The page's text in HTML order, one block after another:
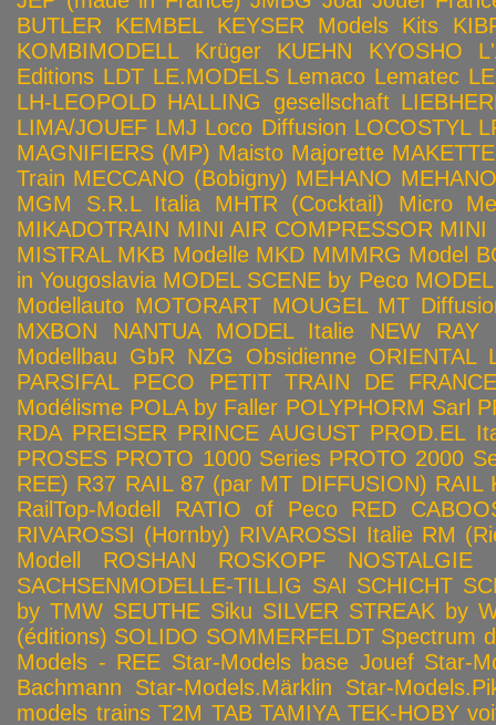
BUTLER
KEMBEL KEYSER Models Kits
KOMBIMODELL
Krüger KUEHN KYOSHO
Editions LDT LE.MODELS Lemaco Lematec
LH-LEOPOLD HALLING gesellschaft
LIMA/JOUEF LMJ Loco Diffusion LOCOSTYL
MAGNIFIERS (MP) Maisto Majorette MAKETTE
Train MECCANO (Bobigny) MEHANO
MGM S.R.L Italia
MHTR (Cocktail)
Micro
MIKADOTRAIN MINI AIR COMPRESSOR MINI
MISTRAL MKB Modelle MKD MMMRG Model
in Yougoslavia MODEL SCENE by Peco
Modellauto MOTORART MOUGEL MT
MXBON
NANTUA MODEL Italie NEW RAY
Modellbau GbR NZG Obsidienne ORIENTAL
PARSIFAL
PECO
PETIT TRAIN DE FRANCE
Modélisme POLA by Faller POLYPHORM Sarl
RDA PREISER PRINCE AUGUST PROD.EL
PROSES PROTO 1000 Series PROTO 2000
REE) R37 RAIL 87 (par MT DIFFUSION) RAIL
RailTop-Modell
RATIO of Peco
RED
RIVAROSSI (Hornby) RIVAROSSI Italie RM
Modell
ROSHAN ROSKOPF NOSTALGIE
SACHSENMODELLE-TILLIG SAI SCHICHT
by TMW SEUTHE Siku SILVER STREAK by
(éditions) SOLIDO SOMMERFELDT Spectrum
Models - REE Star-Models base Jouef Star-
Bachmann
Star-Models.Märklin
Star-
models trains T2M TAB TAMIYA TEK-HOBY